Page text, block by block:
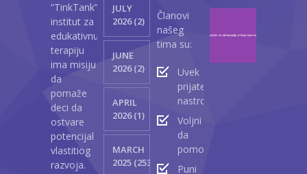
“TinkTank”
institut za
edukativnu
terapiju
ima misiju
da
pomaže
deci da
ostvare
potencijal
vlastitiog
razvoja.
JULY
2026 (2)
JUNE
2026 (2)
APRIL
2026 (1)
MARCH
2025 (2530)
Članovi
našeg
tima su:
Uvek
prijateljski
nastrojeni
Voljni
da
pomognu
Puni